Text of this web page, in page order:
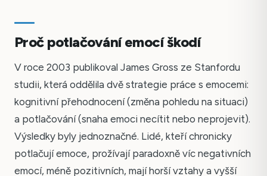
Proč potlačování emocí škodí
V roce 2003 publikoval James Gross ze Stanfordu
studii, která oddělila dvě strategie práce s emocemi:
kognitivní přehodnocení (změna pohledu na situaci)
a potlačování (snaha emoci necítit nebo neprojevit).
Výsledky byly jednoznačné. Lidé, kteří chronicky
potlačují emoce, prožívají paradoxně víc negativních
emocí, méně pozitivních, mají horší vztahy a vyšší